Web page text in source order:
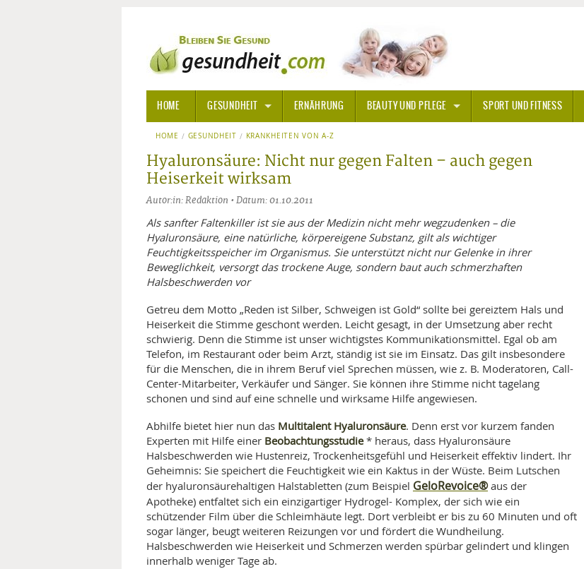
HOME GESUNDHEIT
ALLGEMEINE INFORMATIONEN
ALTERNATIVE HEILWEISENAROMA THERAPIE
BACHBLÜTEN
EDELSTEINE - HEILSTEINE
HOMÖOPATHIE
KALIFORNISCHE BLÜTEN
NATURHEILKUNDE
ALTERNATIVE MEDIZIN
ARZNEI- UND HEILMITTEL
GIFTSTOFFE
KRANKHEITEN VON A-ZANGST
MEDIZINISCHE FACHBEGRIFFE
MUND UND ZÄHNE
PRÄVENTION UND ALTER
SYMPTOME UND DIAGNOSE
VITAMINE UND MINERALSTOFFE
WISSENSCHAFT UND FORSCHUNG
ERNÄHRUNG BEAUTY UND PFLEGE SPORT UND FITNESS
HOME GESUNDHEIT KRANKHEITEN VON A-Z
Hyaluronsäure: Nicht nur gegen Falten – auch gegen
Heiserkeit wirksam
Autor:in: Redaktion • Datum: 01.10.2011
Als sanfter Faltenkiller ist sie aus der Medizin nicht mehr wegzudenken – die
Hyaluronsäure, eine natürliche, körpereigene Substanz, gilt als wichtiger
Feuchtigkeitsspeicher im Organismus. Sie unterstützt nicht nur Gelenke in ihrer
Beweglichkeit, versorgt das trockene Auge, sondern baut auch schmerzhaften
Halsbeschwerden vor
Getreu dem Motto „Reden ist Silber, Schweigen ist Gold“ sollte bei gereiztem Hals und
Heiserkeit die Stimme geschont werden. Leicht gesagt, in der Umsetzung aber recht
schwierig. Denn die Stimme ist unser wichtigstes Kommunikationsmittel. Egal ob am
Telefon, im Restaurant oder beim Arzt, ständig ist sie im Einsatz. Das gilt insbesondere
für die Menschen, die in ihrem Beruf viel Sprechen müssen, wie z. B. Moderatoren, Call-
Center-Mitarbeiter, Verkäufer und Sänger. Sie können ihre Stimme nicht tagelang
schonen und sind auf eine schnelle und wirksame Hilfe angewiesen.
Abhilfe bietet hier nun das Multitalent Hyaluronsäure. Denn erst vor kurzem fanden
Experten mit Hilfe einer Beobachtungsstudie* heraus, dass Hyaluronsäure
Halsbeschwerden wie Hustenreiz, Trockenheitsgefühl und Heiserkeit effektiv lindert. Ihr
Geheimnis: Sie speichert die Feuchtigkeit wie ein Kaktus in der Wüste. Beim Lutschen
der hyaluronsäurehaltigen Halstabletten (zum Beispiel GeloRevoice®aus der
Apotheke) entfaltet sich ein einzigartiger Hydrogel- Komplex, der sich wie ein
schützender Film über die Schleimhäute legt. Dort verbleibt er bis zu 60 Minuten und oft
sogar länger, beugt weiteren Reizungen vor und fördert die Wundheilung.
Halsbeschwerden wie Heiserkeit und Schmerzen werden spürbar gelindert und klingen
innerhalb weniger Tage ab.